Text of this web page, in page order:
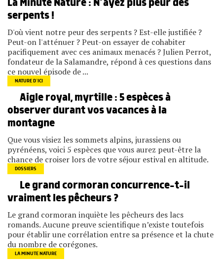
La Minute Nature : N’ayez plus peur des
serpents !
D'où vient notre peur des serpents ? Est-elle justifiée ?
Peut-on l'atténuer ? Peut-on essayer de cohabiter
pacifiquement avec ces animaux menacés ? Julien Perrot,
fondateur de la Salamandre, répond à ces questions dans
ce nouvel épisode de ...
NATURE D’ICI
Aigle royal, myrtille : 5 espèces à
observer durant vos vacances à la
montagne
Que vous visiez les sommets alpins, jurassiens ou
pyrénéens, voici 5 espèces que vous aurez peut-être la
chance de croiser lors de votre séjour estival en altitude.
DOSSIERS
Le grand cormoran concurrence-t-il
vraiment les pêcheurs ?
Le grand cormoran inquiète les pêcheurs des lacs
romands. Aucune preuve scientifique n’existe toutefois
pour établir une corrélation entre sa présence et la chute
du nombre de corégones.
LA MINUTE NATURE